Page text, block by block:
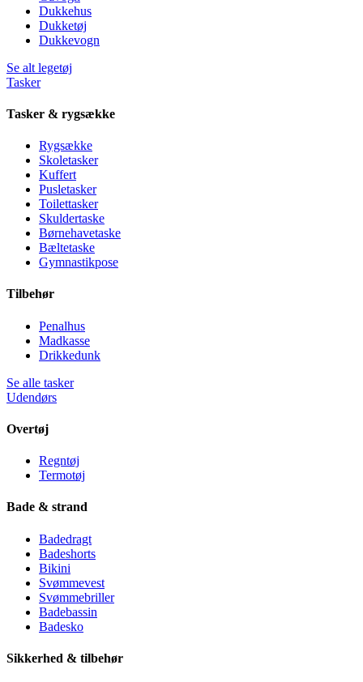
Dukkehus
Dukketøj
Dukkevogn
Se alt legetøj
Tasker
Tasker & rygsække
Rygsække
Skoletasker
Kuffert
Pusletasker
Toilettasker
Skuldertaske
Børnehavetaske
Bæltetaske
Gymnastikpose
Tilbehør
Penalhus
Madkasse
Drikkedunk
Se alle tasker
Udendørs
Overtøj
Regntøj
Termotøj
Bade & strand
Badedragt
Badeshorts
Bikini
Svømmevest
Svømmebriller
Badebassin
Badesko
Sikkerhed & tilbehør